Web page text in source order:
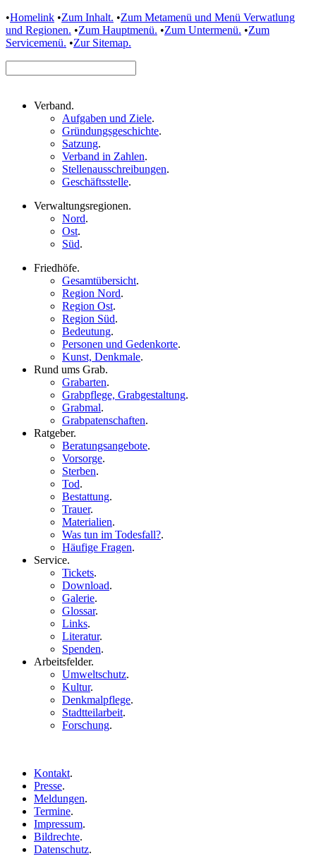
•Homelink •Zum Inhalt. •Zum Metamenü und Menü Verwatlung
und Regionen. •Zum Hauptmenü. •Zum Untermenü. •Zum
Servicemenü. •Zur Sitemap.
Verband.
Aufgaben und Ziele.
Gründungsgeschichte.
Satzung.
Verband in Zahlen.
Stellenausschreibungen.
Geschäftsstelle.
Verwaltungsregionen.
Nord.
Ost.
Süd.
Friedhöfe.
Gesamtübersicht.
Region Nord.
Region Ost.
Region Süd.
Bedeutung.
Personen und Gedenkorte.
Kunst, Denkmale.
Rund ums Grab.
Grabarten.
Grabpflege, Grabgestaltung.
Grabmal.
Grabpatenschaften.
Ratgeber.
Beratungsangebote.
Vorsorge.
Sterben.
Tod.
Bestattung.
Trauer.
Materialien.
Was tun im Todesfall?.
Häufige Fragen.
Service.
Tickets.
Download.
Galerie.
Glossar.
Links.
Literatur.
Spenden.
Arbeitsfelder.
Umweltschutz.
Kultur.
Denkmalpflege.
Stadtteilarbeit.
Forschung.
Kontakt.
Presse.
Meldungen.
Termine.
Impressum.
Bildrechte.
Datenschutz.